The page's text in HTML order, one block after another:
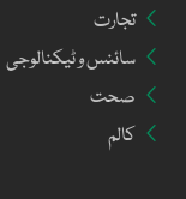
تجارت
سائنس و ٹیکنالوجی
صحت
کالم